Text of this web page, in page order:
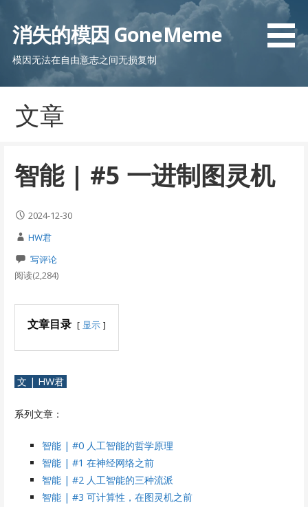
消失的模因 GoneMeme
模因无法在自由意志之间无损复制
文章
智能 | #5 一进制图灵机
2024-12-30
HW君
写评论
阅读(2,284)
文章目录 显示
文 | HW君
系列文章：
智能 | #0 人工智能的哲学原理
智能 | #1 在神经网络之前
智能 | #2 人工智能的三种流派
智能 | #3 可计算性，在图灵机之前